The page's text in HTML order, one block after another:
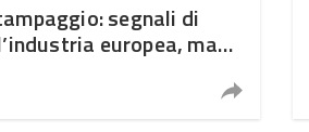
segnali di
europea, ma